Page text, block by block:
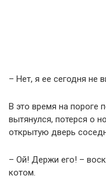
– Нет, я ее сегодня не
В это время на пороге
вытянулся, потерся о
открытую дверь
– Ой! Держи его! –
котом.